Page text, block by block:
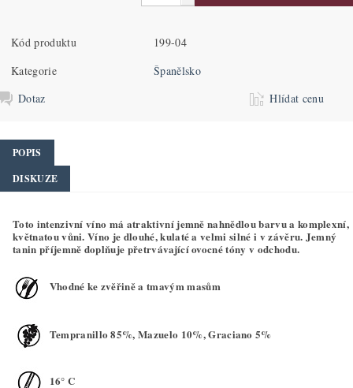
Kód produktu
199-04
Kategorie
Španělsko
Dotaz
Hlídat cenu
POPIS
DISKUZE
Toto intenzivní víno má atraktivní jemně nahnědlou barvu a komplexní,
květnatou vůni. Víno je dlouhé, kulaté a velmi silné i v závěru. Jemný
tanin příjemně doplňuje přetrvávající ovocné tóny v odchodu.
Vhodné ke zvěřině a tmavým masům
Tempranillo 85%, Mazuelo 10%, Graciano 5%
16° C